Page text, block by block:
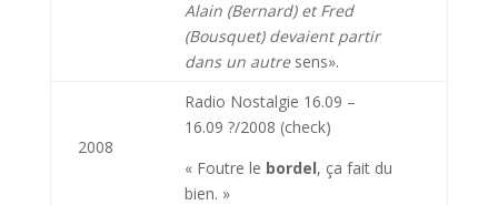
Alain (Bernard) et Fred
(Bousquet) devaient partir
dans un autre sens».
2008
Radio Nostalgie 16.09 –
16.09 ?/2008 (check)
« Foutre le bordel, ça fait du
bien. »